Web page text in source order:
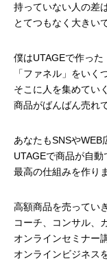
持っていない人の差
とてつもなく大きい
僕はUTAGEで作った
「ファネル」をいく
そこに人を集めてい
商品がばんばん売れ
あなたもSNSやWEB
UTAGEで商品が自動
最高の仕組みを作り
高額商品を売ってい
コーチ、コンサル、
オンラインセミナー
オンラインビジネス